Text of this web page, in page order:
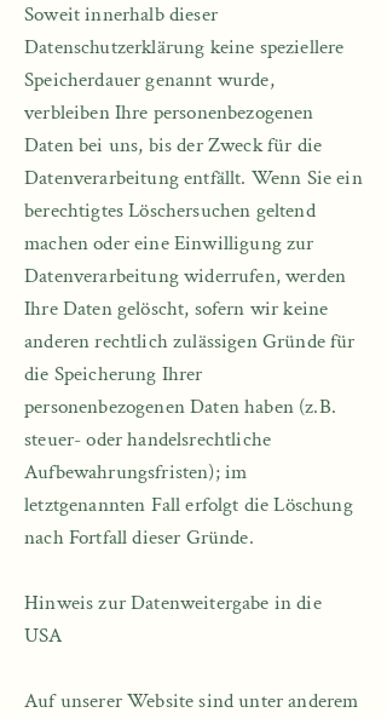
Soweit innerhalb dieser
Datenschutzerklärung keine speziellere
Speicherdauer genannt wurde,
verbleiben Ihre personenbezogenen
Daten bei uns, bis der Zweck für die
Datenverarbeitung entfällt. Wenn Sie ein
berechtigtes Löschersuchen geltend
machen oder eine Einwilligung zur
Datenverarbeitung widerrufen, werden
Ihre Daten gelöscht, sofern wir keine
anderen rechtlich zulässigen Gründe für
die Speicherung Ihrer
personenbezogenen Daten haben (z.B.
steuer- oder handelsrechtliche
Aufbewahrungsfristen); im
letztgenannten Fall erfolgt die Löschung
nach Fortfall dieser Gründe.
Hinweis zur Datenweitergabe in die
USA​​
Auf unserer Website sind unter anderem